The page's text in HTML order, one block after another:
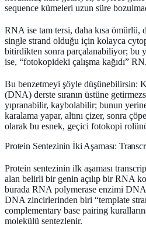
sequence kümeleri uzun süre
RNA ise tam tersi, daha kısa ömürlü,
single strand olduğu için kolayca
bitirdikten sonra parçalanabiliyor; bu
ise, “fotokopideki çalışma kağıdı”
Bu benzetmeyi şöyle düşünebilirsin:
(DNA) derste sıranın üstüne
yıpranabilir, kaybolabilir; bunun
karalama yapar, altını çizer, sonra
olarak bu esnek, geçici fotokopi
Protein Sentezinin İki Aşaması:
Protein sentezinin ilk aşaması
alan belirli bir genin açılıp bir RNA
burada RNA polymerase enzimi
DNA zincirlerinden biri “template
complementary base pairing
molekülü sentezlenir.